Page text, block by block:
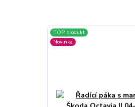
TOP produkt
Novinka